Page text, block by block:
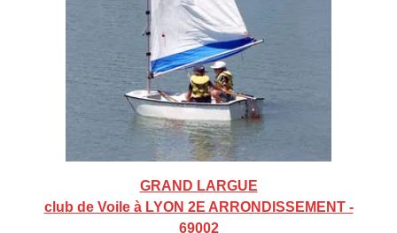
GRAND LARGUE
club de Voile à LYON 2E ARRONDISSEMENT -
69002